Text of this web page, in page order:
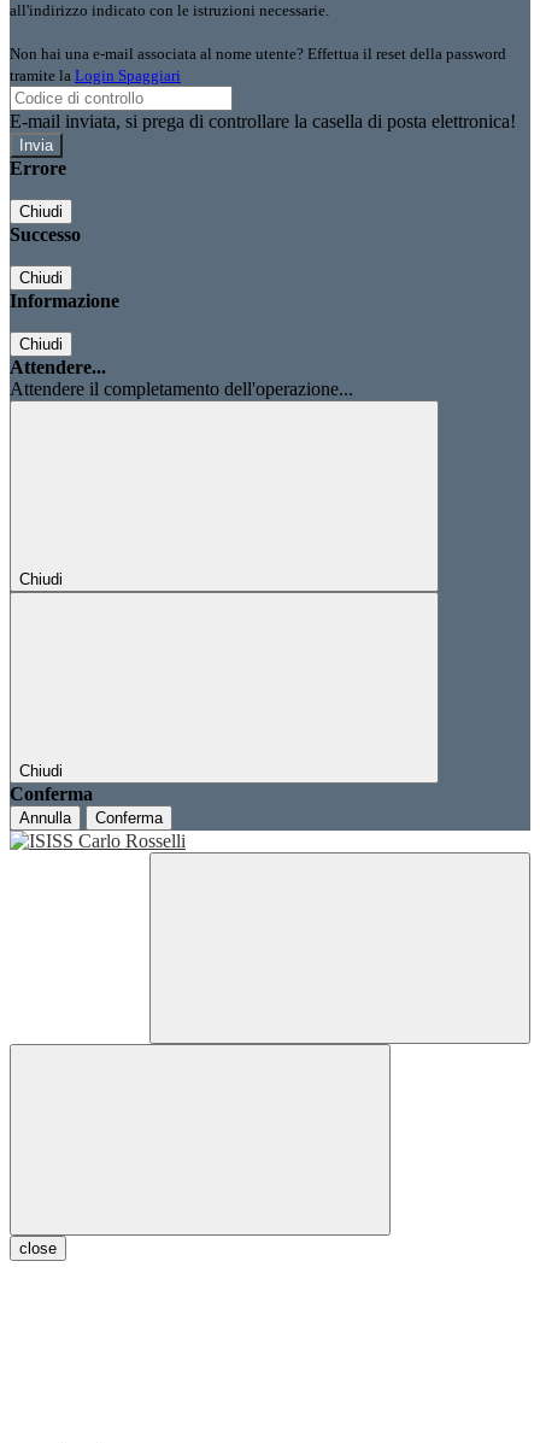
all'indirizzo indicato con le istruzioni necessarie.
Non hai una e-mail associata al nome utente? Effettua il reset della password
tramite la Login Spaggiari
E-mail inviata, si prega di controllare la casella di posta elettronica!
Errore
Chiudi
Successo
Chiudi
Informazione
Chiudi
Attendere...
Attendere il completamento dell'operazione...
Chiudi
Chiudi
Conferma
Annulla Conferma
close